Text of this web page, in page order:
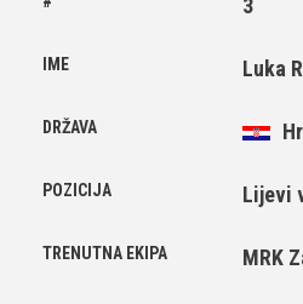
3
IME Luka
DRŽAVA
POZICIJA Lijevi
TRENUTNA EKIPA MRK